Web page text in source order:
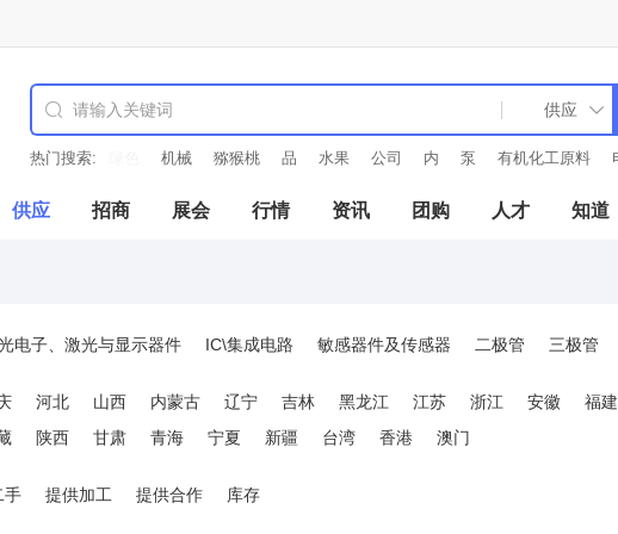
热门搜索: 猕猴桃 品 水果 公司 内 泵 有机化工原料 电子
供应 招商 展会 行情 资讯 团购 人才 知道
电子、激光与显示器件 IC\集成电路 敏感器件及传感器 二极管 三极管
河北 山西 内蒙古 辽宁 吉林 黑龙江 江苏 浙江 安徽 福建
陕西 甘肃 青海 宁夏 新疆 台湾 香港 澳门
手 提供加工 提供合作 库存